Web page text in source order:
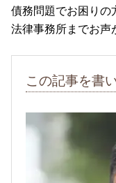
債務問題でお困りの
法律事務所までお声
この記事を書